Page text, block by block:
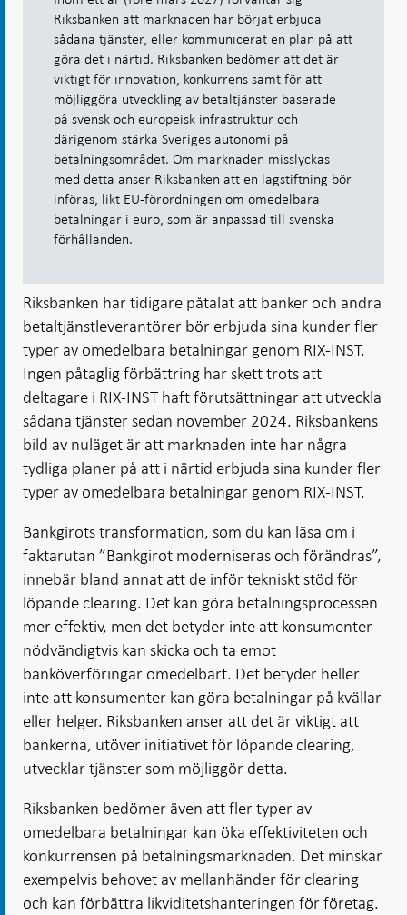
Riksbanken att marknaden har börjat erbjuda
sådana tjänster, eller kommunicerat en plan på att
göra det i närtid. Riksbanken bedömer att det är
viktigt för innovation, konkurrens samt för att
möjliggöra utveckling av betaltjänster baserade
på svensk och europeisk infrastruktur och
därigenom stärka Sveriges autonomi på
betalningsområdet. Om marknaden misslyckas
med detta anser Riksbanken att en lagstiftning bör
införas, likt EU-förordningen om omedelbara
betalningar i euro, som är anpassad till svenska
förhållanden.
Riksbanken har tidigare påtalat att banker och andra
betaltjänstleverantörer bör erbjuda sina kunder fler
typer av omedelbara betalningar genom RIX-INST.
Ingen påtaglig förbättring har skett trots att
deltagare i RIX-INST haft förutsättningar att utveckla
sådana tjänster sedan november 2024. Riksbankens
bild av nuläget är att marknaden inte har några
tydliga planer på att i närtid erbjuda sina kunder fler
typer av omedelbara betalningar genom RIX-INST.
Bankgirots transformation, som du kan läsa om i
faktarutan ”Bankgirot moderniseras och förändras”,
innebär bland annat att de inför tekniskt stöd för
löpande clearing. Det kan göra betalningsprocessen
mer effektiv, men det betyder inte att konsumenter
nödvändigtvis kan skicka och ta emot
banköverföringar omedelbart. Det betyder heller
inte att konsumenter kan göra betalningar på kvällar
eller helger. Riksbanken anser att det är viktigt att
bankerna, utöver initiativet för löpande clearing,
utvecklar tjänster som möjliggör detta.
Riksbanken bedömer även att fler typer av
omedelbara betalningar kan öka effektiviteten och
konkurrensen på betalningsmarknaden. Det minskar
exempelvis behovet av mellanhänder för clearing
och kan förbättra likviditetshanteringen för företag.